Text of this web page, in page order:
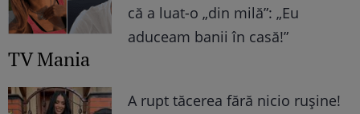
că a luat-o „din milă”: „Eu
aduceam banii în casă!”
TV Mania
A rupt tăcerea fără nicio rușine!